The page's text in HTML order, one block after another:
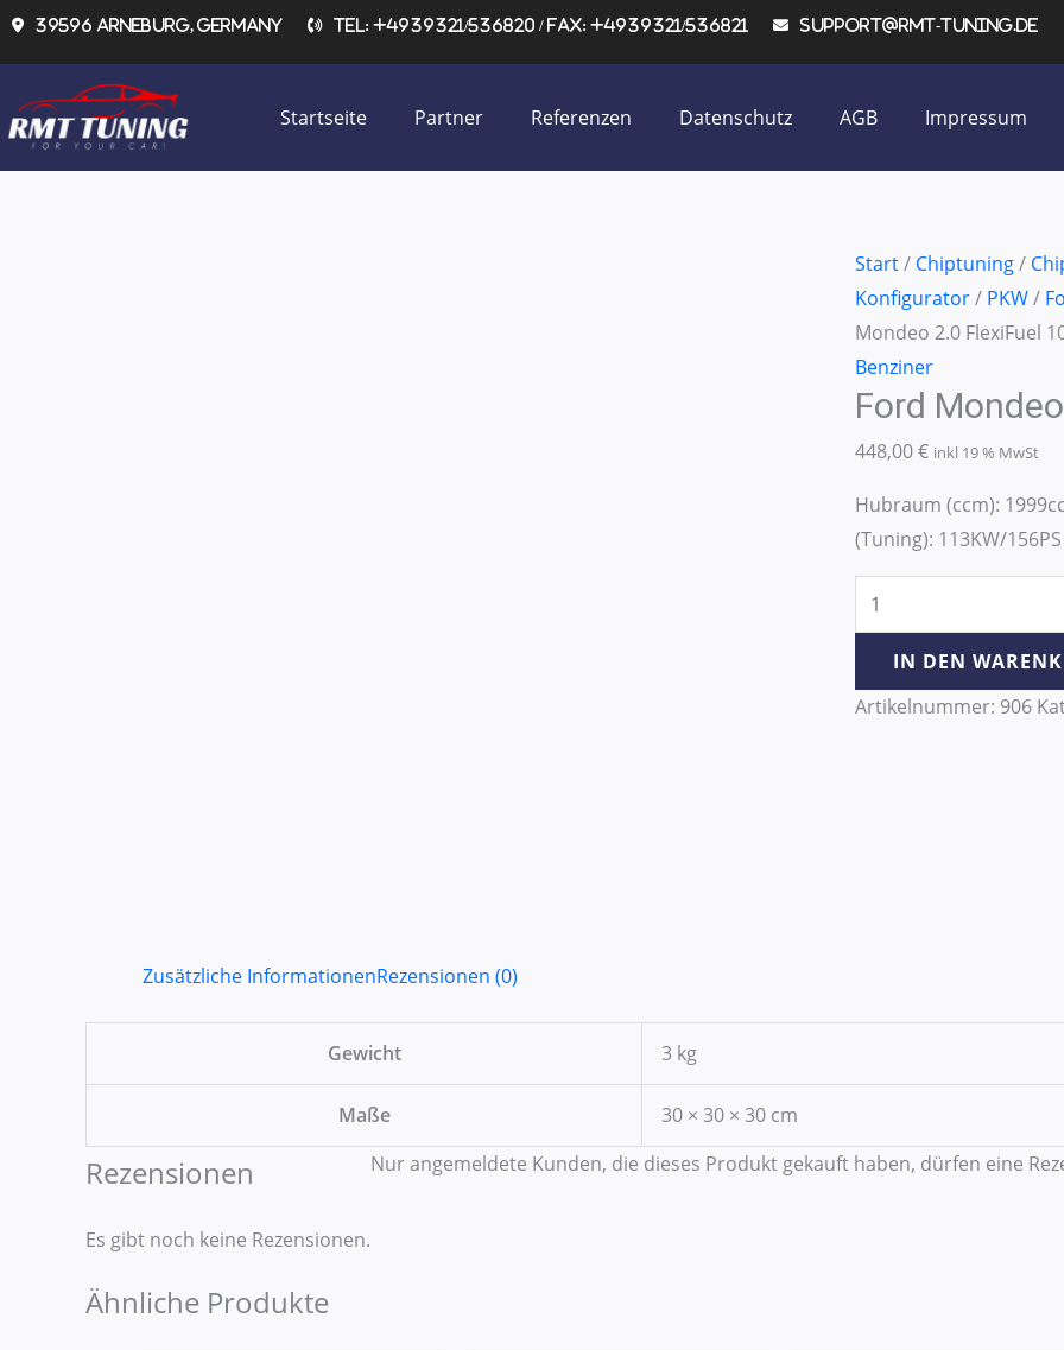
Zum39596 Arneburg, Germany Tel: +4939321/536820 / Fax: +4939321/536821 support@rmt-tuning.de
Startseite Partner Referenzen Datenschutz AGB Impressum
Start/ Chiptuning/
Konfigurator/ PKW/
Mondeo 2.0 FlexiFuel
Benziner
Ford
448,00€ inkl 19 % MwSt
Hubraum (ccm):
(Tuning): 113KW/156PS
Ford
Mondeo
2.0
FlexiFuel
107KW/145PS
IN DEN
Artikelnummer: 906
Zusätzliche InformationenRezensionen (0)
Gewicht 3 kg
Maße 30 × 30 × 30 cm
Rezensionen
Es gibt noch keine Rezensionen.
Nur angemeldete Kunden, die dieses Produkt gekauft haben, dürfen eine
Ähnliche Produkte